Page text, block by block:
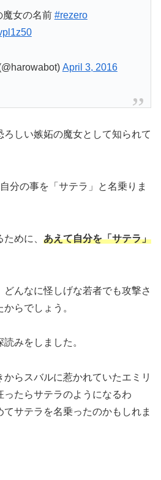
魔女の名前 #rezero
April 3, 2016
しい嫉妬の魔女として知られて
分の事を「サテラ」と名乗りま
めに、 あえて自分を「サテラ」
んなに怪しげな若者でも攻撃さ
らでしょう。
みをしました。
からスバルに惹かれていたエミリ
ったらサテラのようになるわ
サテラを名乗ったのかもしれま